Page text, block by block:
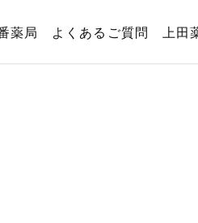
薬局 よくあるご質問 上田